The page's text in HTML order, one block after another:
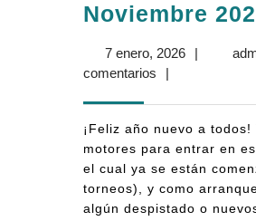
Noviembre
7 enero, 20267
|
comentarios
|
¡Feliz año nuevo a todos!
motores para entrar en
el cual ya se están
torneos), y como
algún despistado o